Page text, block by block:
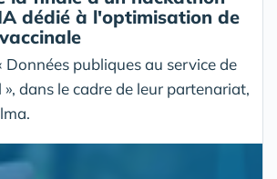
dédié à l'optimisation de
Données publiques au service de
», dans le cadre de leur partenariat,